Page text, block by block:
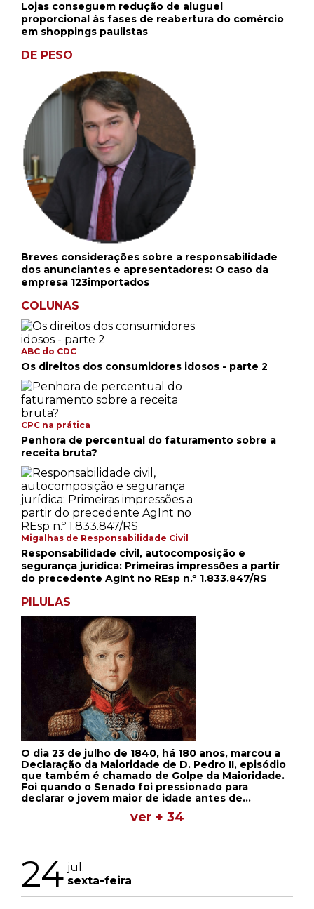
Lojas conseguem redução de aluguel
proporcional às fases de reabertura do comércio
em shoppings paulistas
DE PESO
Breves considerações sobre a responsabilidade
dos anunciantes e apresentadores: O caso da
empresa 123importados
COLUNAS
ABC do CDC
Os direitos dos consumidores idosos - parte 2
CPC na prática
Penhora de percentual do faturamento sobre a
receita bruta?
Migalhas de Responsabilidade Civil
Responsabilidade civil, autocomposição e
segurança jurídica: Primeiras impressões a partir
do precedente AgInt no REsp n.º 1.833.847/RS
PILULAS
O dia 23 de julho de 1840, há 180 anos, marcou a
Declaração da Maioridade de D. Pedro II, episódio
que também é chamado de Golpe da Maioridade.
Foi quando o Senado foi pressionado para
declarar o jovem maior de idade antes de
assumisse o trono. O ato teve como principal
ver + 34
24 jul.
sexta-feira